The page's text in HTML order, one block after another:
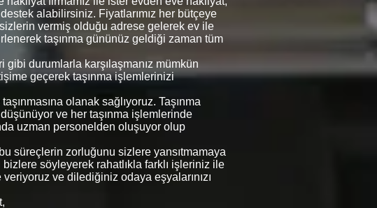
alabilirsiniz. Fiyatlarımız her bütçeye
vermiş olduğu adrese gelerek ev ile
taşınma gününüz geldiği zaman tüm
gibi durumlarla karşılaşmanız mümkün
geçerek taşınma işlemlerinizi
olanak sağlıyoruz. Taşınma
ve her taşınma işlemlerinde
uzman personelden oluşuyor olup
süreçlerin zorluğunu sizlere yansıtmamaya
söyleyerek rahatlıkla farklı işleriniz ile
ve dilediğiniz odaya eşyalarınızı